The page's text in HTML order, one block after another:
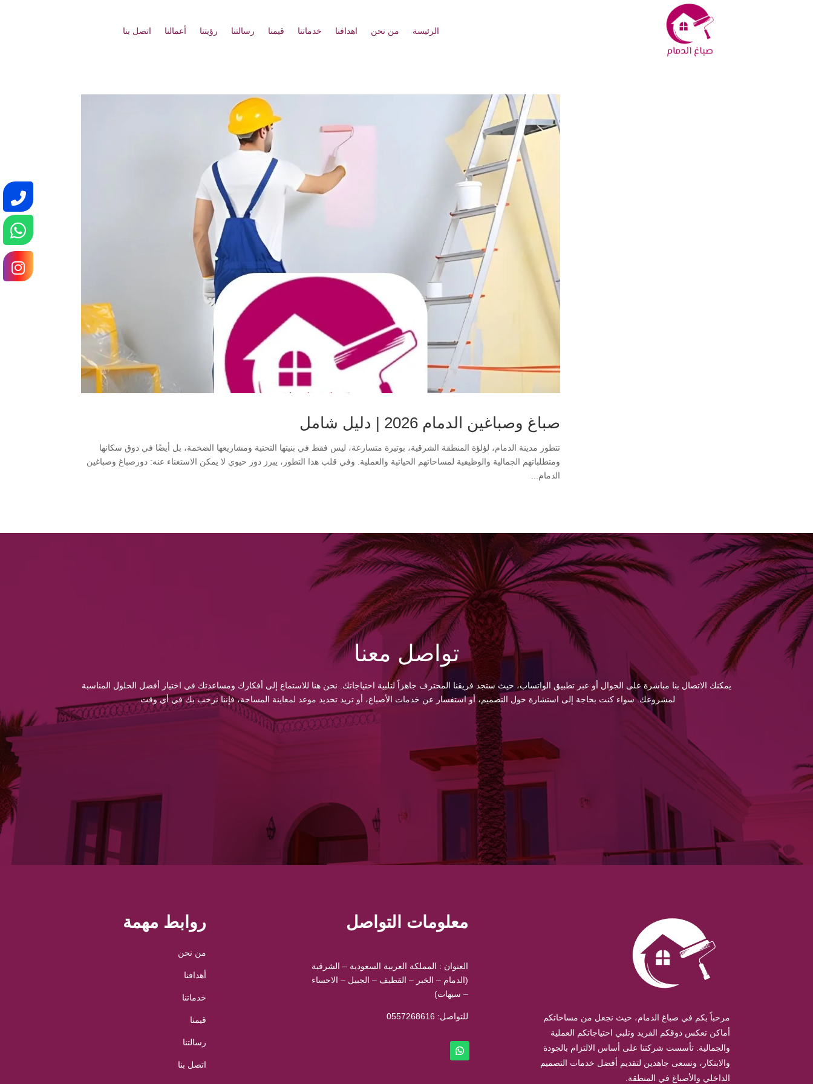
الرئيسة من نحن اهدافنا خدماتنا قيمنا رسالتنا رؤيتنا أعمالنا اتصل بنا
صباغ وصباغين الدمام 2026 | دليل شامل
تتطور مدينة الدمام، لؤلؤة المنطقة الشرقية، بوتيرة متسارعة، ليس فقط في بنيتها التحتية ومشاريعها الضخمة، بل أيضًا في ذوق سكانها
ومتطلباتهم الجمالية والوظيفية لمساحاتهم الحياتية والعملية. وفي قلب هذا التطور، يبرز دور حيوي لا يمكن الاستغناء عنه: دورصباغ وصباغين
الدمام...
تواصل معنا
يمكنك الاتصال بنا مباشرة على الجوال أو عبر تطبيق الواتساب، حيث ستجد فريقنا المحترف جاهزاً لتلبية احتياجاتك. نحن هنا للاستماع إلى أفكارك ومساعدتك في اختيار أفضل الحلول المناسبة
لمشروعك. سواء كنت بحاجة إلى استشارة حول التصميم، أو استفسار عن خدمات الأصباغ، أو تريد تحديد موعد لمعاينة المساحة، فإننا نرحب بك في أي وقت.
روابط مهمة
من نحن
أهدافنا
خدماتنا
قيمنا
رسالتنا
اتصل بنا
معلومات التواصل
العنوان : المملكة العربية السعودية – الشرقية
(الدمام – الخبر – القطيف – الجبيل – الاحساء
– سيهات)
للتواصل: ⁦ 0557268616
مرحباً بكم في صباغ الدمام، حيث نجعل من مساحاتكم
أماكن تعكس ذوقكم الفريد وتلبي احتياجاتكم العملية
والجمالية. تأسست شركتنا على أساس الالتزام بالجودة
والابتكار، ونسعى جاهدين لتقديم أفضل خدمات التصميم
الداخلي والأصباغ في المنطقة.